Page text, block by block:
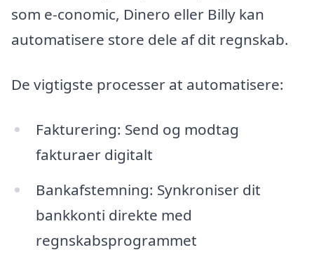
som e-conomic, Dinero eller Billy kan
automatisere store dele af dit regnskab.
De vigtigste processer at automatisere:
Fakturering: Send og modtag
fakturaer digitalt
Bankafstemning: Synkroniser dit
bankkonti direkte med
regnskabsprogrammet